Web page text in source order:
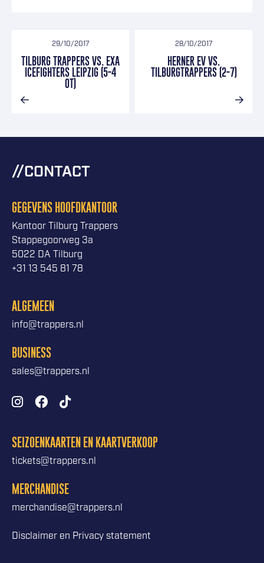
29/10/2017
TILBURG TRAPPERS VS. EXA
ICEFIGHTERS LEIPZIG (5-4
OT)
28/10/2017
HERNER EV VS.
TILBURGTRAPPERS (2-7)
CONTACT
GEGEVENS HOOFDKANTOOR
Kantoor Tilburg Trappers
Stappegoorweg 3a
5022 DA Tilburg
+31 13 545 81 78
ALGEMEEN
info@trappers.nl
BUSINESS
sales@trappers.nl
SEIZOENKAARTEN EN KAARTVERKOOP
tickets@trappers.nl
MERCHANDISE
merchandise@trappers.nl
Disclaimer en Privacy statement